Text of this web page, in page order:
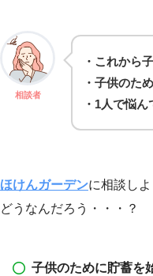
相談者
・これから
・子供のた
・1人で悩
ほけんガーデンに相談し
どうなんだろう・・・？
子供のために貯蓄を